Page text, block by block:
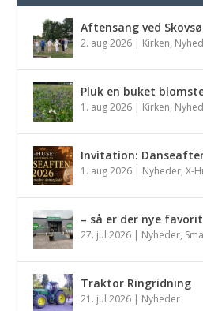
Aftensang ved
2. aug 2026 | Kirken,
Pluk en buket
1. aug 2026 | Kirken,
Invitation:
1. aug 2026 | Nyheder,X-
– så er der nye
27. jul 2026 | Nyheder,
Traktor Ringridning
21. jul 2026 | Nyheder